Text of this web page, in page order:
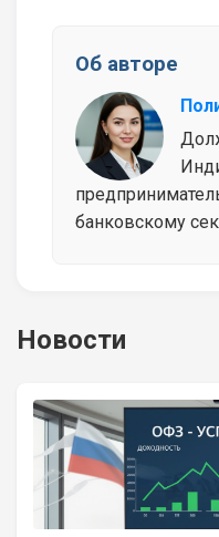
Об авторе
банковскому
Новости